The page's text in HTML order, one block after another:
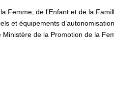
Femme, de l’Enfant et de la
et équipements
de la Promotion de la